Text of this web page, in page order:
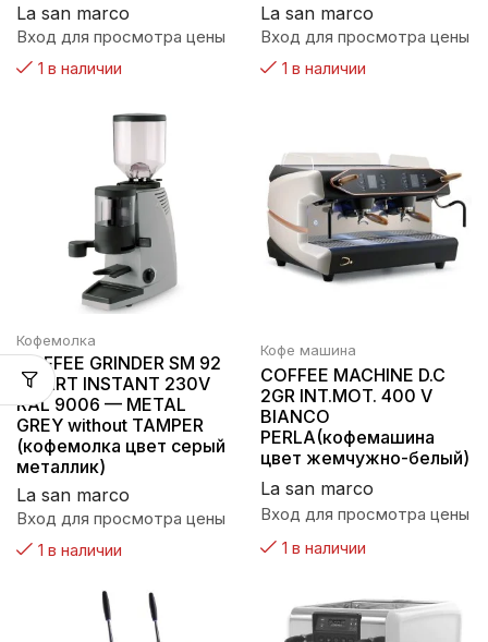
La san marco
Вход для просмотра цены
1 в наличии
La san marco
Вход для просмотра цены
1 в наличии
Кофемолка
COFFEE GRINDER SM 92
SMART INSTANT 230V
RAL 9006 — METAL
GREY without TAMPER
(кофемолка цвет серый
металлик)
La san marco
Вход для просмотра цены
1 в наличии
Кофе машина
COFFEE MACHINE D.C
2GR INT.MOT. 400 V
BIANCO
PERLA(кофемашина
цвет жемчужно-белый)
La san marco
Вход для просмотра цены
1 в наличии